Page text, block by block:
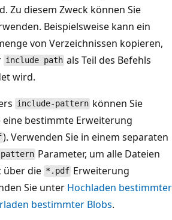
Zu diesem Zweck können Sie
Beispielsweise kann ein
von Verzeichnissen kopieren,
include path als Teil des Befehls
wird.
include-pattern können Sie
bestimmte Erweiterung
). Verwenden Sie in einem separaten
Parameter, um alle Dateien
über die *.pdf Erweiterung
Sie unter Hochladen bestimmter
bestimmter Blobs.